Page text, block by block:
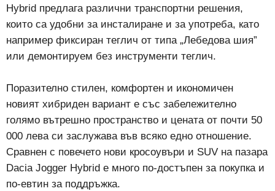
Hybrid предлага различни транспортни решения,
които са удобни за инсталиране и за употреба, като
например фиксиран теглич от типа „Лебедова шия”
или демонтируем без инструменти теглич.
Поразително стилен, комфортен и икономичен
новият хибриден вариант е със забележително
голямо вътрешно пространство и цената от почти 50
000 лева си заслужава във всяко едно отношение.
Сравнен с повечето нови кросоувъри и SUV на пазара
Dacia Jogger Hybrid е много по-достъпен за покупка и
по-евтин за поддръжка.